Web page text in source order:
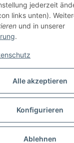
USt., zzgl.Versand
jederzeit
links unten).
und in unserer
.
Alle akzeptieren
Konfigurieren
Ablehnen